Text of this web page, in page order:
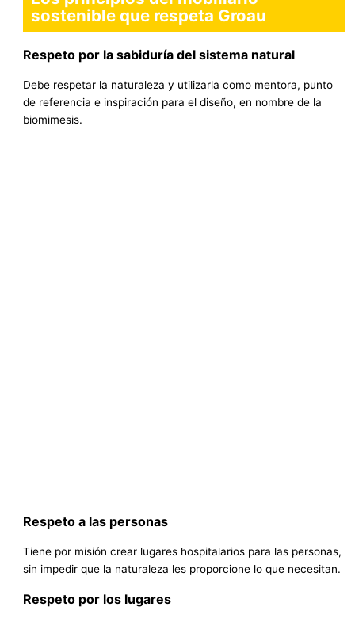
sostenible que respeta Groau
Respeto por la sabiduría del sistema natural
Debe respetar la naturaleza y utilizarla como mentora, punto
de referencia e inspiración para el diseño, en nombre de la
biomimesis.
Respeto a las personas
Tiene por misión crear lugares hospitalarios para las personas,
sin impedir que la naturaleza les proporcione lo que necesitan.
Respeto por los lugares